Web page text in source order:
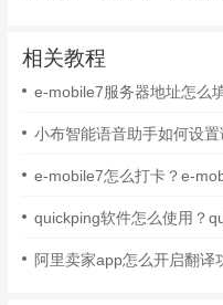
相关教程
e-mobile7服务器地址怎么
e-mobile7怎么打卡？e-
quickping软件怎么使用？